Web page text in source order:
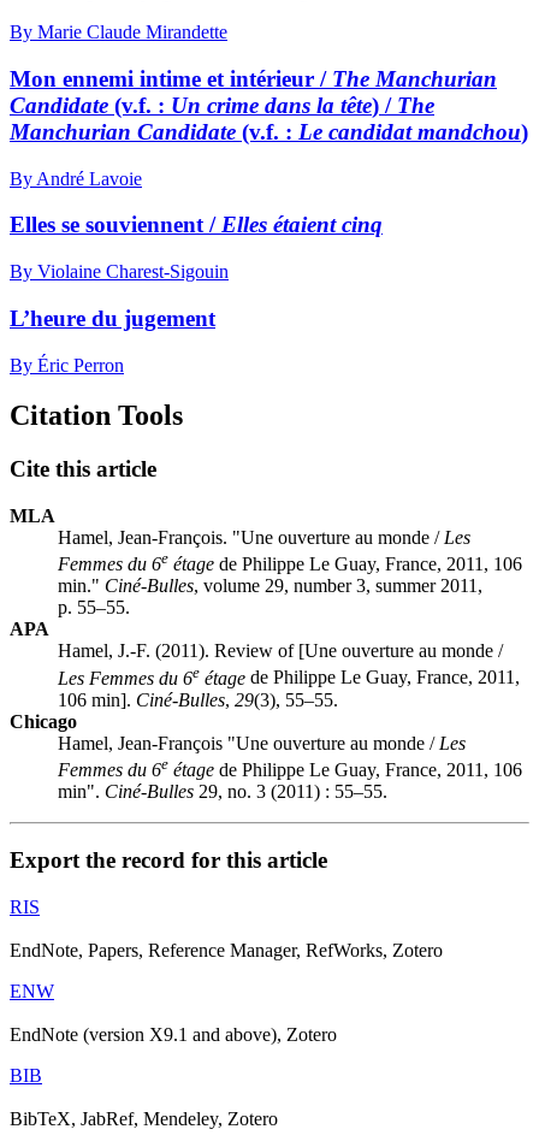
By Marie Claude Mirandette
Mon ennemi intime et intérieur / The Manchurian
Candidate (v.f. : Un crime dans la tête) / The
Manchurian Candidate (v.f. : Le candidat mandchou)
By André Lavoie
Elles se souviennent /Elles étaient cinq
By Violaine Charest-Sigouin
L’heure du jugement
By Éric Perron
Citation Tools
Cite this article
MLA
Hamel, Jean-François. "Une ouverture au monde / Les
Femmes du 6e étage de Philippe Le Guay, France, 2011, 106
min." Ciné-Bulles, volume 29, number 3, summer 2011,
p. 55–55.
APA
Hamel, J.-F. (2011). Review of [Une ouverture au monde /
Les Femmes du 6e étage de Philippe Le Guay, France, 2011,
106 min]. Ciné-Bulles, 29(3), 55–55.
Chicago
Hamel, Jean-François "Une ouverture au monde / Les
Femmes du 6e étage de Philippe Le Guay, France, 2011, 106
min". Ciné-Bulles 29, no. 3 (2011) : 55–55.
Export the record for this article
RIS
EndNote, Papers, Reference Manager, RefWorks, Zotero
ENW
EndNote (version X9.1 and above), Zotero
BIB
BibTeX, JabRef, Mendeley, Zotero